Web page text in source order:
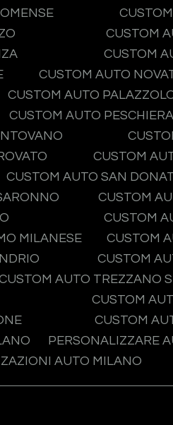
CUSTOM
CUSTOM
CUSTOM AUTO
CUSTOM AUTO
CUSTOM AUTO
CUSTOM
CUSTOM AUTO SAN
CUSTOM
CUSTOM
MILANESE
CUSTOM
CUSTOM
AUTO TREZZANO
CUSTOM
CUSTOM
PERSONALIZZARE
AUTO MILANO